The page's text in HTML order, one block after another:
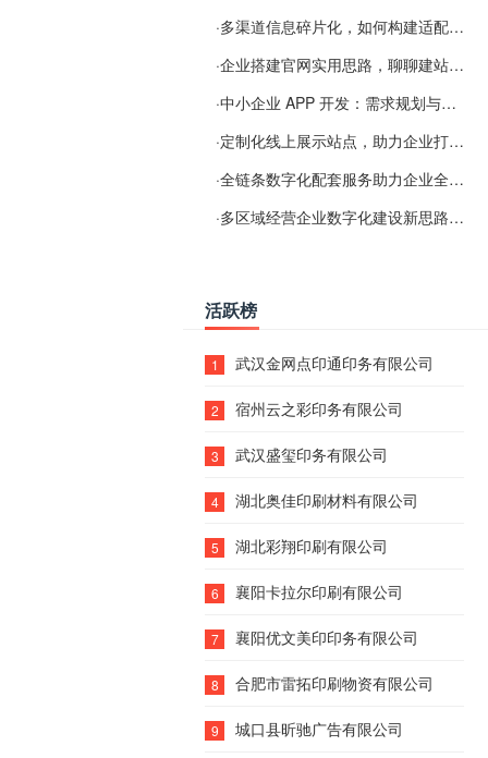
·多渠道信息碎片化，如何构建适配 AI 检索的品牌信息源
·企业搭建官网实用思路，聊聊建站容易忽视的问题
·中小企业 APP 开发：需求规划与项目落地避坑经验分享
·定制化线上展示站点，助力企业打通线上经营渠道
·全链条数字化配套服务助力企业全域线上经营
·多区域经营企业数字化建设新思路：多端载体与地域检索一体化落地思路分享
活跃榜
1 武汉金网点印通印务有限公司
2 宿州云之彩印务有限公司
3 武汉盛玺印务有限公司
4 湖北奥佳印刷材料有限公司
5 湖北彩翔印刷有限公司
6 襄阳卡拉尔印刷有限公司
7 襄阳优文美印印务有限公司
8 合肥市雷拓印刷物资有限公司
9 城口县昕驰广告有限公司